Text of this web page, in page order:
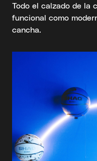
Todo el calzado de la
funcional como
cancha.